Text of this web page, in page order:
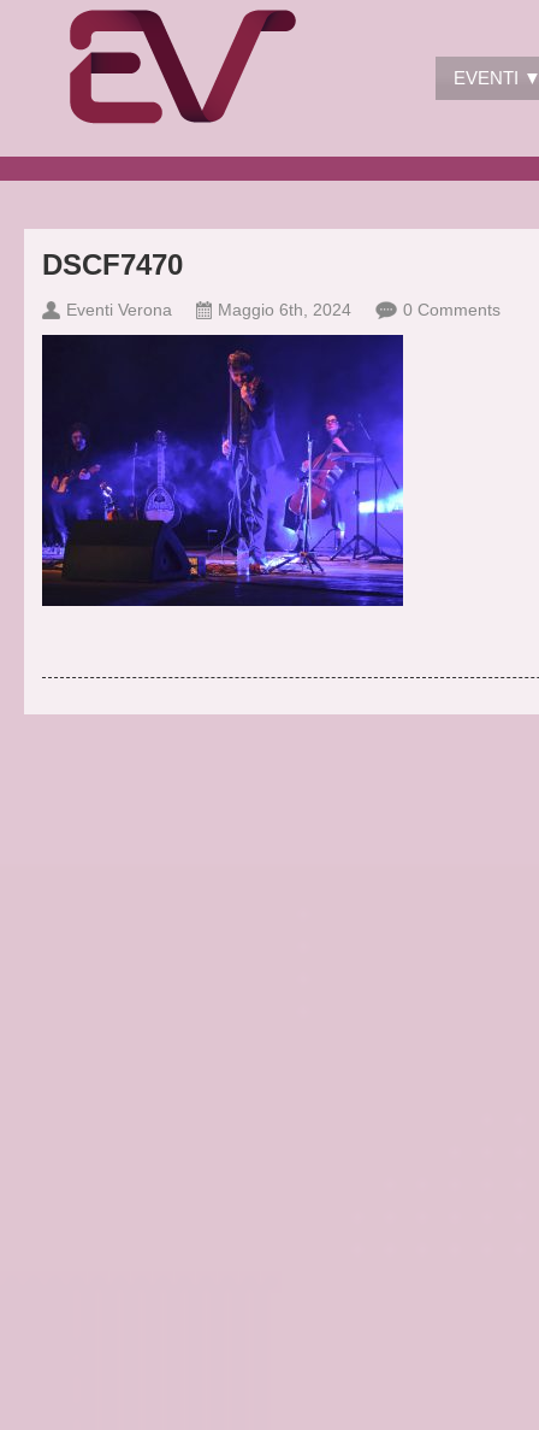
EVENTI
DSCF7470
Eventi Verona Maggio 6th, 2024 0 Comments